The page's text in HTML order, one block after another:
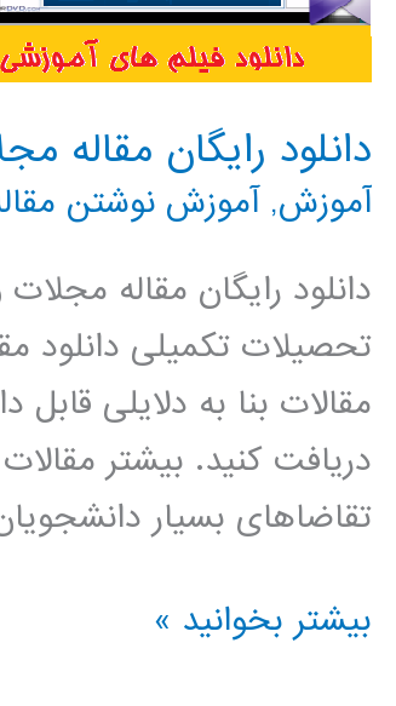
دانلود رایگان مقاله
آموزش,آموزش نوشتن
دانلود رایگان مقاله
تحصیلات تکمیلی دانلود
مقالات بنا به دلایلی قابل
دریافت کنید. بیشتر
تقاضاهای بسیار
دانلود
بیشتر بخوانید »